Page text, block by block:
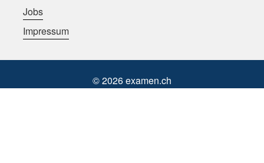
Jobs
Impressum
©2026examen.ch